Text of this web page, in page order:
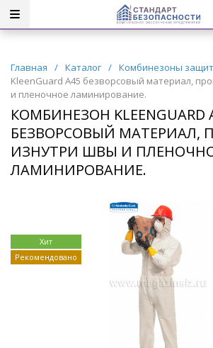
Главная / Каталог / Комбинезоны
KleenGuard A45 безворсовый материал,
и пленочное ламинирование.
КОМБИНЕЗОН KLEENGUARD
БЕЗВОРСОВЫЙ МАТЕРИАЛ,
ИЗНУТРИ ШВЫ И
ЛАМИНИРОВАНИЕ.
Хит
Рекомендовано